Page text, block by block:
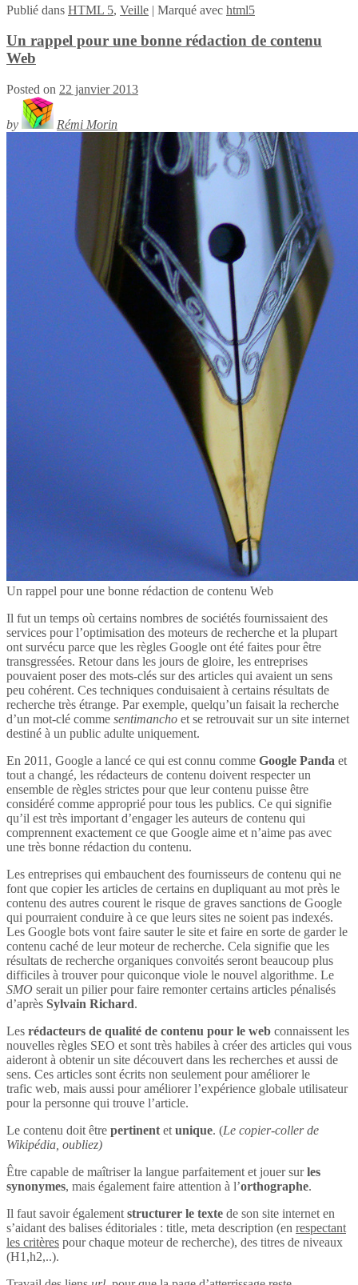
Publié dans HTML 5, Veille | Marqué avec html5
Un rappel pour une bonne rédaction de contenu
Web
Posted on 22 janvier 2013
by Rémi Morin
Un rappel pour une bonne rédaction de contenu Web
Il fut un temps où certains nombres de sociétés fournissaient des
services pour l’optimisation des moteurs de recherche et la plupart
ont survécu parce que les règles Google ont été faites pour être
transgressées. Retour dans les jours de gloire, les entreprises
pouvaient poser des mots-clés sur des articles qui avaient un sens
peu cohérent. Ces techniques conduisaient à certains résultats de
recherche très étrange. Par exemple, quelqu’un faisait la recherche
d’un mot-clé comme sentimancho et se retrouvait sur un site internet
destiné à un public adulte uniquement.
En 2011, Google a lancé ce qui est connu comme Google Panda et
tout a changé, les rédacteurs de contenu doivent respecter un
ensemble de règles strictes pour que leur contenu puisse être
considéré comme approprié pour tous les publics. Ce qui signifie
qu’il est très important d’engager les auteurs de contenu qui
comprennent exactement ce que Google aime et n’aime pas avec
une très bonne rédaction du contenu.
Les entreprises qui embauchent des fournisseurs de contenu qui ne
font que copier les articles de certains en dupliquant au mot près le
contenu des autres courent le risque de graves sanctions de Google
qui pourraient conduire à ce que leurs sites ne soient pas indexés.
Les Google bots vont faire sauter le site et faire en sorte de garder le
contenu caché de leur moteur de recherche. Cela signifie que les
résultats de recherche organiques convoités seront beaucoup plus
difficiles à trouver pour quiconque viole le nouvel algorithme. Le
SMO serait un pilier pour faire remonter certains articles pénalisés
d’après Sylvain Richard.
Les rédacteurs de qualité de contenu pour le web connaissent les
nouvelles règles SEO et sont très habiles à créer des articles qui vous
aideront à obtenir un site découvert dans les recherches et aussi de
sens. Ces articles sont écrits non seulement pour améliorer le
trafic web, mais aussi pour améliorer l’expérience globale utilisateur
pour la personne qui trouve l’article.
Le contenu doit être pertinent et unique. (Le copier-coller de
Wikipédia, oubliez)
Être capable de maîtriser la langue parfaitement et jouer surles
synonymes, mais également faire attention à l’orthographe.
Il faut savoir également structurer le texte de son site internet en
s’aidant des balises éditoriales : title, meta description (en respectant
les critères pour chaque moteur de recherche), des titres de niveaux
(H1,h2,..).